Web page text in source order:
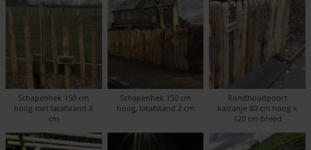
Schapenhek 150 cm
hoog met latafstand 8
cm
Schapenhek 150 cm
hoog, latafstand 2 cm
Rondhoudpoort
kastanje 80 cm hoog x
120 cm breed